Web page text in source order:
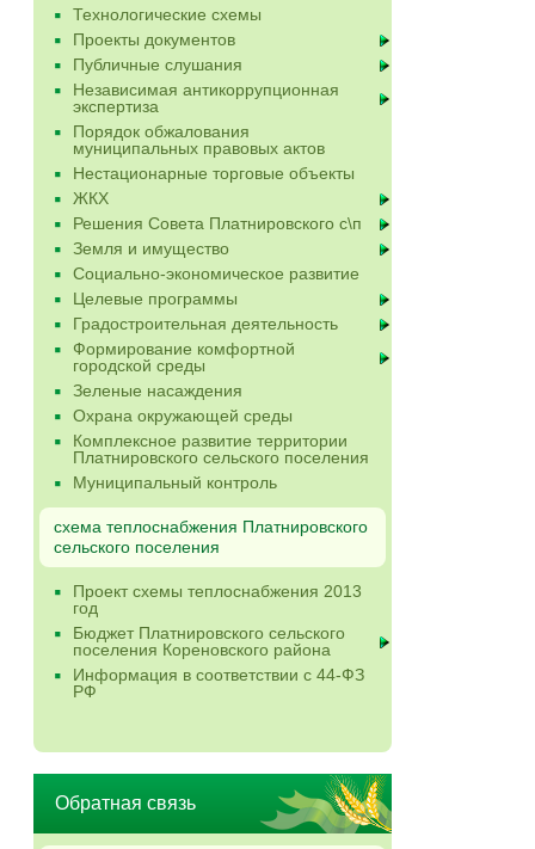
Технологические схемы
Проекты документов
Публичные слушания
Независимая антикоррупционная
экспертиза
Порядок обжалования
муниципальных правовых актов
Нестационарные торговые объекты
ЖКХ
Решения Совета Платнировского с\п
Земля и имущество
Социально-экономическое развитие
Целевые программы
Градостроительная деятельность
Формирование комфортной
городской среды
Зеленые насаждения
Охрана окружающей среды
Комплексное развитие территории
Платнировского сельского поселения
Муниципальный контроль
схема теплоснабжения Платнировского
сельского поселения
Проект схемы теплоснабжения 2013
год
Бюджет Платнировского сельского
поселения Кореновского района
Информация в соответствии с 44-ФЗ
РФ
Обратная связь